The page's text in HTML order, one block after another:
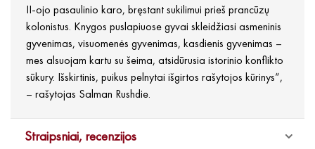
II-ojo pasaulinio karo, bręstant sukilimui prieš prancūzų
kolonistus. Knygos puslapiuose gyvai skleidžiasi asmeninis
gyvenimas, visuomenės gyvenimas, kasdienis gyvenimas –
mes alsuojam kartu su šeima, atsidūrusia istorinio konflikto
sūkury. Išskirtinis, puikus pelnytai išgirtos rašytojos kūrinys“,
– rašytojas Salman Rushdie.
Straipsniai, recenzijos